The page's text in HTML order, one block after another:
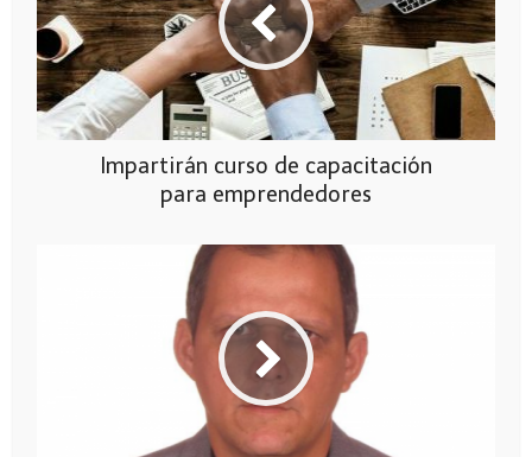
Impartirán curso de capacitación
para emprendedores